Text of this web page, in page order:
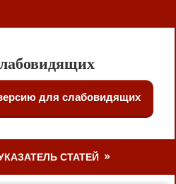
для слабовидящих
СТАТЕЙ